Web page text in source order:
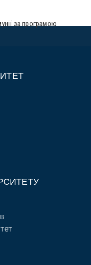
за програмою